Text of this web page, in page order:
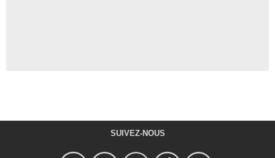
SUIVEZ-NOUS